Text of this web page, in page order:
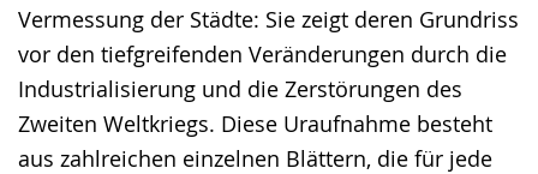
Vermessung der Städte: Sie zeigt deren Grundriss
vor den tiefgreifenden Veränderungen durch die
Industrialisierung und die Zerstörungen des
Zweiten Weltkriegs. Diese Uraufnahme besteht
aus zahlreichen einzelnen Blättern, die für jede